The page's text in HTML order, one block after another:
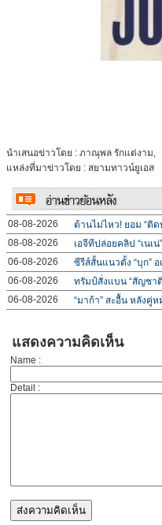
นำเสนอข่าวโดย : ภาณุพล รักแต่งาม,
แหล่งที่มาข่าวโดย : สยามทาวน์ยูเอส
08-08-2026
ต้านไม่ไหว! ยอม “ติด
08-08-2026
เอจีทีปล่อยคลิป “เนเ
06-08-2026
ซีรีส์สั้นแนวตั้ง “บุก”
06-08-2026
ทรัมป์สั่งแบน “สัญชา
06-08-2026
“มาก้า” สะอื้น หลังคู่
แสดงความคิดเห็น
Name :
Detail :